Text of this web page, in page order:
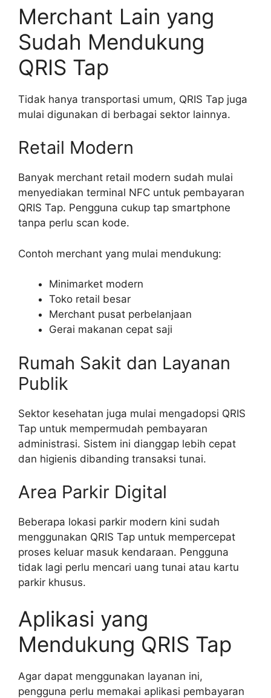
Merchant Lain yang
Sudah Mendukung
QRIS Tap
Tidak hanya transportasi umum, QRIS Tap juga
mulai digunakan di berbagai sektor lainnya.
Retail Modern
Banyak merchant retail modern sudah mulai
menyediakan terminal NFC untuk pembayaran
QRIS Tap. Pengguna cukup tap smartphone
tanpa perlu scan kode.
Contoh merchant yang mulai mendukung:
Minimarket modern
Toko retail besar
Merchant pusat perbelanjaan
Gerai makanan cepat saji
Rumah Sakit dan Layanan
Publik
Sektor kesehatan juga mulai mengadopsi QRIS
Tap untuk mempermudah pembayaran
administrasi. Sistem ini dianggap lebih cepat
dan higienis dibanding transaksi tunai.
Area Parkir Digital
Beberapa lokasi parkir modern kini sudah
menggunakan QRIS Tap untuk mempercepat
proses keluar masuk kendaraan. Pengguna
tidak lagi perlu mencari uang tunai atau kartu
parkir khusus.
Aplikasi yang
Mendukung QRIS Tap
Agar dapat menggunakan layanan ini,
pengguna perlu memakai aplikasi pembayaran